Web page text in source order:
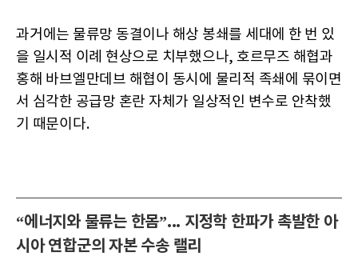
과거에는 물류망 동결이나 해상 봉쇄를 세대에 한 번 있
을 일시적 이례 현상으로 치부했으나, 호르무즈 해협과
홍해 바브엘만데브 해협이 동시에 물리적 족쇄에 묶이면
서 심각한 공급망 혼란 자체가 일상적인 변수로 안착했
기 때문이다.
“에너지와 물류는 한몸”... 지정학 한파가 촉발한 아
시아 연합군의 자본 수송 랠리